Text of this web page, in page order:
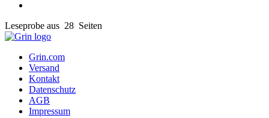
Leseprobe aus 28 Seiten
Grin.com
Versand
Kontakt
Datenschutz
AGB
Impressum